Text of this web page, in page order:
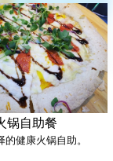
锅自助餐
的健康火锅自助。